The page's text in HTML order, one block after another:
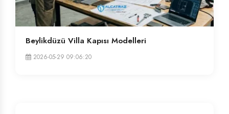
Beylikdüzü Villa Kapısı Modelleri
2026-05-29 09:06:20